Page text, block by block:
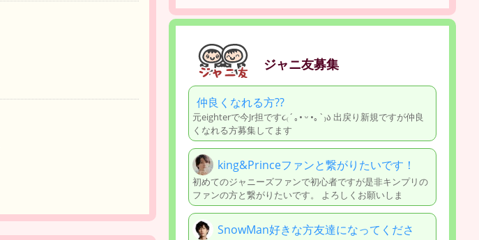
ジャニ友募集
仲良くなれる方??
元eighterで今Jr担です૮₍´｡• ᵕ •｡`₎ა 出戻り新規ですが仲良
くなれる方募集してます
king&Princeファンと繋がりたいです！
初めてのジャニーズファンで初心者ですが是非キンプリの
ファンの方と繋がりたいです。 よろしくお願いしま
SnowMan好きな方友達になってくださ